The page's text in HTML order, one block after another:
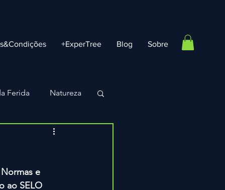
+ExperTree Blog Sobre
Ferida Natureza
Vouchers e Ofertas
e
ao SELO